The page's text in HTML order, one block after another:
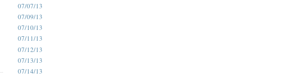
07/07/13
07/09/13
07/10/13
07/11/13
07/12/13
07/13/13
07/14/13